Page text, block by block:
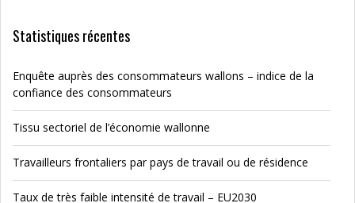
Statistiques récentes
Enquête auprès des consommateurs wallons – indice de la
confiance des consommateurs
Tissu sectoriel de l’économie wallonne
Travailleurs frontaliers par pays de travail ou de résidence
Taux de très faible intensité de travail – EU2030